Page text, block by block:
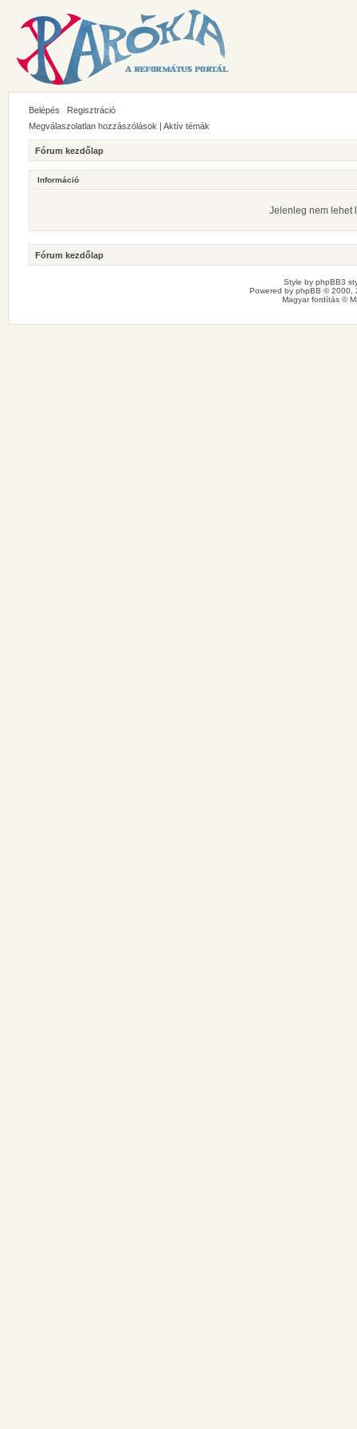
Belépés
Regisztráció
Megválaszolatlan hozzászólások | Aktív témák
Fórum kezdőlap
Információ
Jelenleg nem lehet
Fórum kezdőlap
Style by phpBB3
Powered by phpBB © 2000,
Magyar fordítás ©